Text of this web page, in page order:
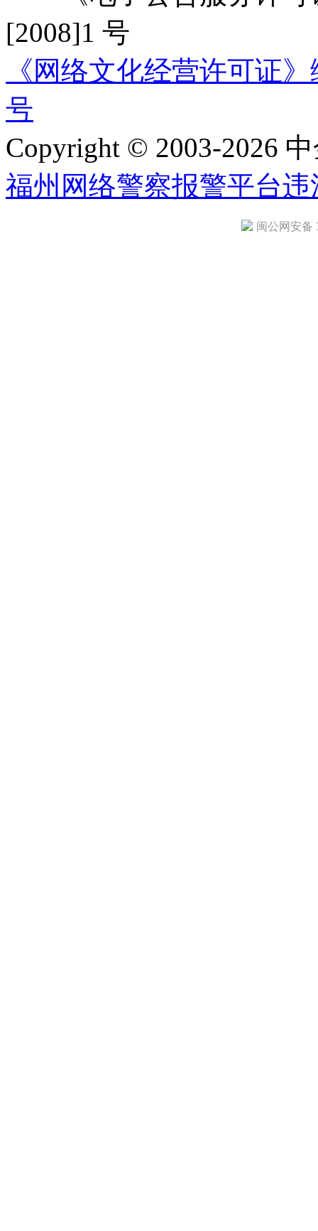
[2008]1 号
《网络文化经营许可证
号
Copyright © 2003-2026
福州网络警察报警平台违
闽公网安备